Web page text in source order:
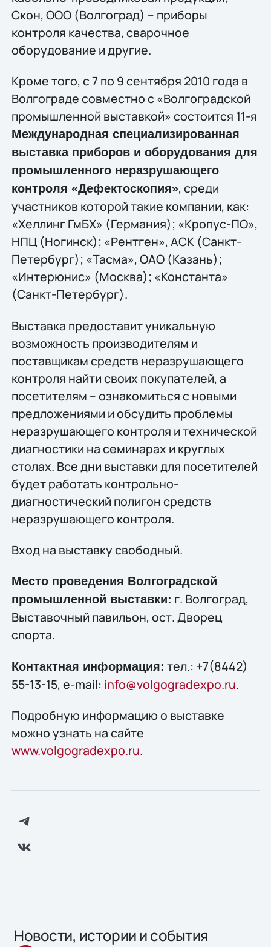
Скон, ООО (Волгоград) – приборы
контроля качества, сварочное
оборудование и другие.
Кроме того, с 7 по 9 сентября 2010 года в
Волгограде совместно с «Волгоградской
промышленной выставкой» состоится 11-я
Международная специализированная
выставка приборов и оборудования для
промышленного неразрушающего
контроля «Дефектоскопия», среди
участников которой такие компании, как:
«Хеллинг ГмБХ» (Германия); «Кропус-ПО»,
НПЦ (Ногинск); «Рентген», АСК (Санкт-
Петербург); «Тасма», ОАО (Казань);
«Интерюнис» (Москва); «Константа»
(Санкт-Петербург).
Выставка предоставит уникальную
возможность производителям и
поставщикам средств неразрушающего
контроля найти своих покупателей, а
посетителям – ознакомиться с новыми
предложениями и обсудить проблемы
неразрушающего контроля и технической
диагностики на семинарах и круглых
столах. Все дни выставки для посетителей
будет работать контрольно-
диагностический полигон средств
неразрушающего контроля.
Вход на выставку свободный.
Место проведения Волгоградской
промышленной выставки: г. Волгоград,
Выставочный павильон, ост. Дворец
спорта.
Контактная информация: тел.: +7(8442)
55-13-15, e-mail: info@volgogradexpo.ru.
Подробную информацию о выставке
можно узнать на сайте
www.volgogradexpo.ru.
Новости, истории и события